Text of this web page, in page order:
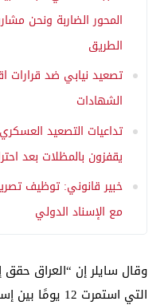
المحور الضاربة ونحن
الطريق
تصعيد نيابي ضد قرارات
الشهادات
تداعيات التصعيد
يقفزون بالمظلات بعد
خبير قانوني: توظيف
مع الإسناد الدولي
وقال سايلر إن “العراق حقق
التي استمرت